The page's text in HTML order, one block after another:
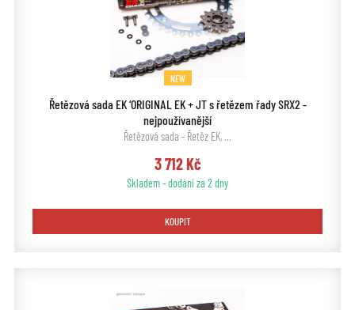
Řetězová sada EK ‘ORIGINAL EK + JT s řetězem řady SRX2 -
nejpoužívanější
Řetězová sada - Řetěz EK, …
NEW
3 712 Kč
Skladem - dodání za 2 dny
KOUPIT